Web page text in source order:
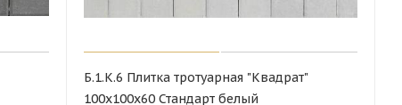
Б.1.К.6 Плитка тротуарная "Квадрат"
100х100х60 Стандарт белый